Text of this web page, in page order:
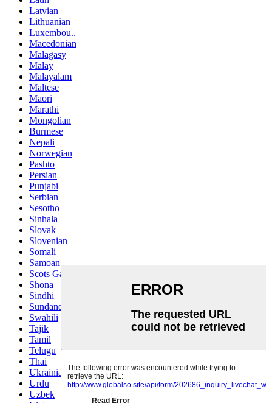
Latvian
Lithuanian
Luxembou..
Macedonian
Malagasy
Malay
Malayalam
Maltese
Maori
Marathi
Mongolian
Burmese
Nepali
Norwegian
Pashto
Persian
Punjabi
Serbian
Sesotho
Sinhala
Slovak
Slovenian
Somali
Samoan
Scots Gaelic
Shona
Sindhi
Sundanese
Swahili
Tajik
Tamil
Telugu
Thai
Ukrainian
Urdu
Uzbek